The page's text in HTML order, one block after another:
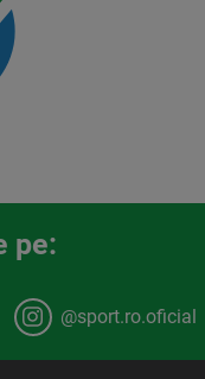
pe:
@sport.ro.oficial